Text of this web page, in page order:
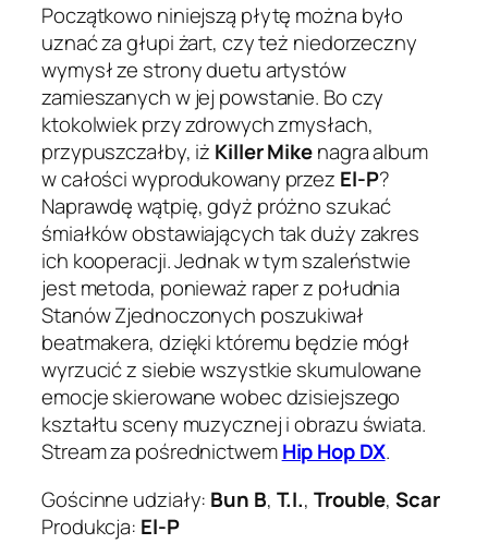
Początkowo niniejszą płytę można było
uznać za głupi żart, czy też niedorzeczny
wymysł ze strony duetu artystów
zamieszanych w jej powstanie. Bo czy
ktokolwiek przy zdrowych zmysłach,
przypuszczałby, iż Killer Mikenagra album
w całości wyprodukowany przez El-P?
Naprawdę wątpię, gdyż próżno szukać
śmiałków obstawiających tak duży zakres
ich kooperacji. Jednak w tym szaleństwie
jest metoda, ponieważ raper z południa
Stanów Zjednoczonych poszukiwał
beatmakera, dzięki któremu będzie mógł
wyrzucić z siebie wszystkie skumulowane
emocje skierowane wobec dzisiejszego
kształtu sceny muzycznej i obrazu świata.
Stream za pośrednictwemHip Hop DX.
Gościnne udziały: Bun B, T.I., Trouble,Scar
Produkcja: El-P